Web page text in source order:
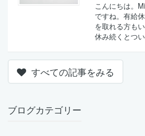
こんにちは。
ですね。有給
を取れる方も
休み続くとつ
すべての記事をみる
ブログカテゴリー